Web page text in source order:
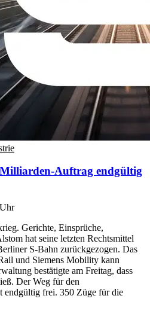
Auftrag endgültig
Gerichte, Einsprüche,
hat seine letzten Rechtsmittel
S-Bahn zurückgezogen. Das
und Siemens Mobility kann
bestätigte am Freitag, dass
Der Weg für den
endgültig frei. 350 Züge für die